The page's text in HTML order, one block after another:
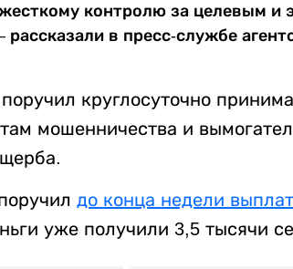
контролю за целевым и
в пресс-службе
круглосуточно
мошенничества и
до конца недели
уже получили 3,5 тысячи